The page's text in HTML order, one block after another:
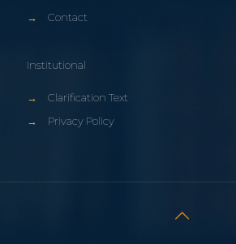
→
Contact
Institutional
→
Clarification Text
→
Privacy Policy